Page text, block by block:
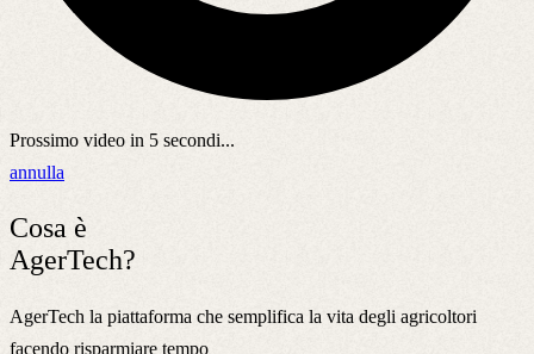
Prossimo video in 5 secondi...
annulla
Cosa è
AgerTech?
AgerTech la piattaforma che semplifica la vita degli agricoltori
facendo risparmiare tempo